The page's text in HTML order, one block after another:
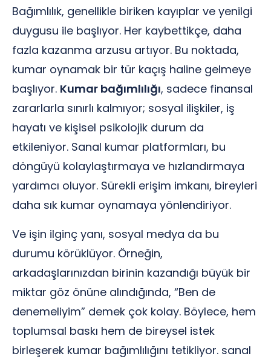
Bağımlılık, genellikle biriken kayıplar ve yenilgi
duygusu ile başlıyor. Her kaybettikçe, daha
fazla kazanma arzusu artıyor. Bu noktada,
kumar oynamak bir tür kaçış haline gelmeye
başlıyor. Kumar bağımlılığı, sadece finansal
zararlarla sınırlı kalmıyor; sosyal ilişkiler, iş
hayatı ve kişisel psikolojik durum da
etkileniyor. Sanal kumar platformları, bu
döngüyü kolaylaştırmaya ve hızlandırmaya
yardımcı oluyor. Sürekli erişim imkanı, bireyleri
daha sık kumar oynamaya yönlendiriyor.
Ve işin ilginç yanı, sosyal medya da bu
durumu körüklüyor. Örneğin,
arkadaşlarınızdan birinin kazandığı büyük bir
miktar göz önüne alındığında, “Ben de
denemeliyim” demek çok kolay. Böylece, hem
toplumsal baskı hem de bireysel istek
birleşerek kumar bağımlılığını tetikliyor. sanal